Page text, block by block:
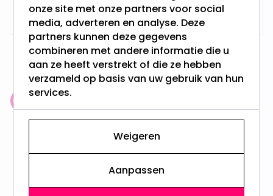
Vandaag verzonden
21,45
meer dan 100.000 klanten gingen u voor
Gratis verzending + snel geleverd
Vanaf EUR100,- naar NL & BE
& 100 dagen recht op retour
onze site met onze partners voor social
media, adverteren en analyse. Deze
partners kunnen deze gegevens
combineren met andere informatie die u
aan ze heeft verstrekt of die ze hebben
verzameld op basis van uw gebruik van hun
services.
Weigeren
Aanpassen